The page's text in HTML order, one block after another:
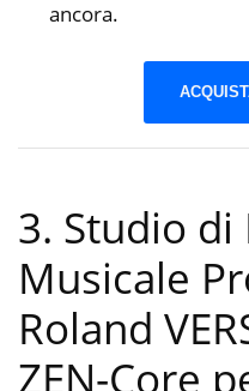
ancora.
3. Studio
Musicale
Roland
ZEN-Core